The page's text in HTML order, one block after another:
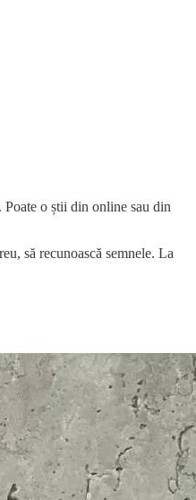
o știi din online sau din
să recunoască semnele. La